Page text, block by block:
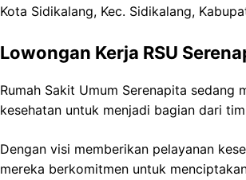
Kota Sidikalang, Kec. Sidikalang,
Lowongan Kerja RSU
Rumah Sakit Umum Serenapita sedang
kesehatan untuk menjadi bagian dari
Dengan visi memberikan pelayanan
mereka berkomitmen untuk